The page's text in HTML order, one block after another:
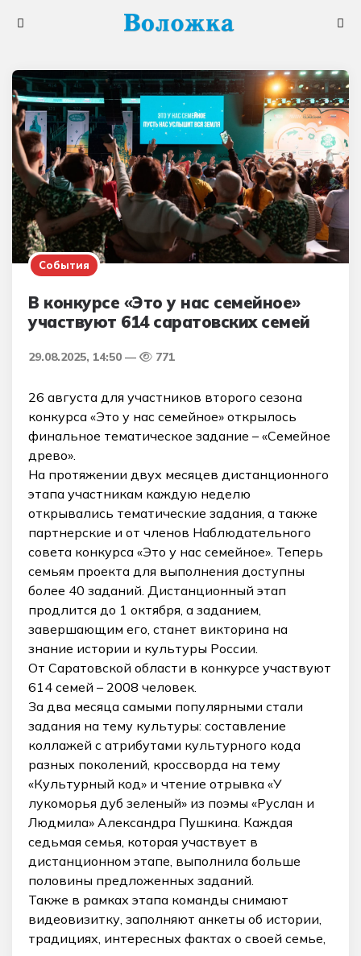
События
В конкурсе «Это у нас семейное»
участвуют 614 саратовских семей
29.08.2025, 14:50 771
26 августа для участников второго сезона
конкурса «Это у нас семейное» открылось
финальное тематическое задание – «Семейное
древо».
На протяжении двух месяцев дистанционного
этапа участникам каждую неделю
открывались тематические задания, а также
партнерские и от членов Наблюдательного
совета конкурса «Это у нас семейное». Теперь
семьям проекта для выполнения доступны
более 40 заданий. Дистанционный этап
продлится до 1 октября, а заданием,
завершающим его, станет викторина на
знание истории и культуры России.
От Саратовской области в конкурсе участвуют
614 семей – 2008 человек.
За два месяца самыми популярными стали
задания на тему культуры: составление
коллажей с атрибутами культурного кода
разных поколений, кроссворда на тему
«Культурный код» и чтение отрывка «У
лукоморья дуб зеленый» из поэмы «Руслан и
Людмила» Александра Пушкина. Каждая
седьмая семья, которая участвует в
дистанционном этапе, выполнила больше
половины предложенных заданий.
Также в рамках этапа команды снимают
видеовизитку, заполняют анкеты об истории,
традициях, интересных фактах о своей семье,